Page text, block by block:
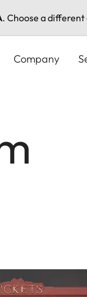
. Choose a
Company